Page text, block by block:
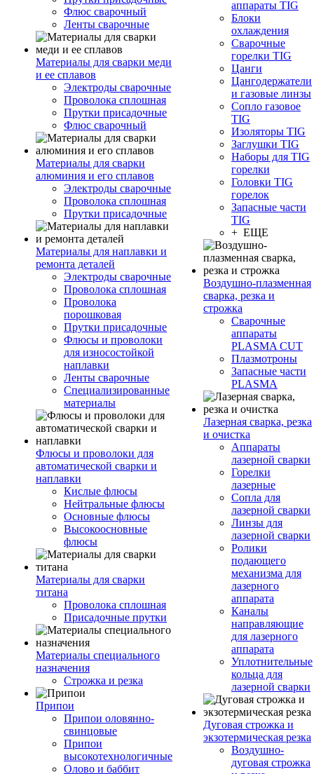
Флюс сварочный
Ленты сварочные
Материалы для сварки меди
и ее сплавов
Электроды сварочные
Проволока сплошная
Прутки присадочные
Флюс сварочный
Материалы для сварки
алюминия и его сплавов
Электроды сварочные
Проволока сплошная
Прутки присадочные
Материалы для наплавки и
ремонта деталей
Электроды сварочные
Проволока сплошная
Проволока
порошковая
Прутки присадочные
Флюсы и проволоки
для износостойкой
наплавки
Ленты сварочные
Специализированные
материалы
Флюсы и проволоки для
автоматической сварки и
наплавки
Кислые флюсы
Нейтральные флюсы
Основные флюсы
Высокоосновные
флюсы
Материалы для сварки
титана
Проволока сплошная
Присадочные прутки
Материалы специального
назначения
Строжка и резка
Припои
Припои оловянно-
свинцовые
Припои
высокотехнологичные
Олово и баббит
аппараты TIG
Блоки
охлаждения
Сварочные
горелки TIG
Цанги
Цангодержатели
и газовые линзы
Сопло газовое
TIG
Изоляторы TIG
Заглушки TIG
Наборы для TIG
горелки
Головки TIG
горелок
Запасные части
TIG
+ ЕЩЕ
Воздушно-плазменная
сварка, резка и
строжка
Сварочные
аппараты
PLASMA CUT
Плазмотроны
Запасные части
PLASMA
Лазерная сварка, резка
и очистка
Аппараты
лазерной сварки
Горелки
лазерные
Сопла для
лазерной сварки
Линзы для
лазерной сварки
Ролики
подающего
механизма для
лазерного
аппарата
Каналы
направляющие
для лазерного
аппарата
Уплотнительные
кольца для
лазерной сварки
Дуговая строжка и
экзотермическая резка
Воздушно-
дуговая строжка